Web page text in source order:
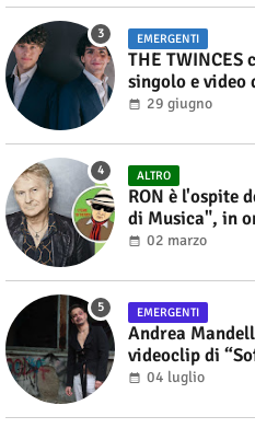
EMERGENTI
THE
singolo e video
29 giugno
ALTRO
RON è l'ospite
di Musica", in
Alberto Salerno
02 marzo
EMERGENTI
Andrea
videoclip di
04 luglio